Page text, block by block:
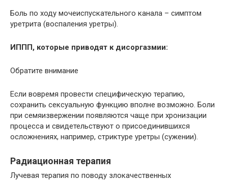
Боль по ходу мочеиспускательного канала – симптом
уретрита (воспаления уретры).
ИППП, которые приводят к дисоргазмии:
Обратите внимание
Если вовремя провести специфическую терапию,
сохранить сексуальную функцию вполне возможно. Боли
при семяизвержении появляются чаще при хронизации
процесса и свидетельствуют о присоединившихся
осложнениях, например, стриктуре уретры (сужении).
Радиационная терапия
Лучевая терапия по поводу злокачественных